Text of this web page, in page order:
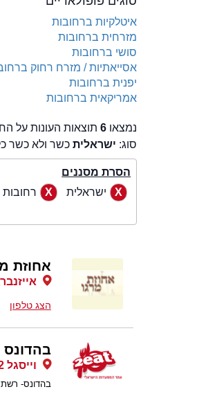
איטלקיות ברחובות
מזרחית ברחובות
סושי ברחובות
אסייאתיות / מזרח רחוק
יפנית ברחובות
אמריקאית ברחובות
נמצאו 6תוצאות העונות על
סוג: ישראליתכשר ולא כשר
הסרת מסננים
ישראלית
רחובות
אחוזת
אייזנברג 2,
הצג טלפון
בהדונס
וייסגל 2, פארק המדע, רחובות
בהדונס-